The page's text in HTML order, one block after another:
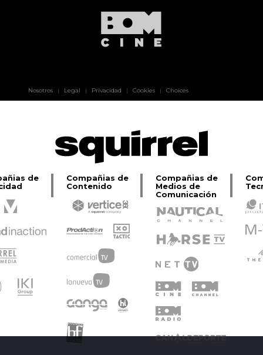
Nosotros | Legal | Privacidad | Cookies | Choices
de
Compañias de
Contenido
Compañias de
Medios de
Comunicación